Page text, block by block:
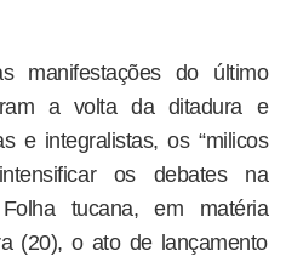
manifestações do último
a volta da ditadura e
e integralistas, os “milicos
os debates na
tucana, em matéria
(20), o ato de lançamento